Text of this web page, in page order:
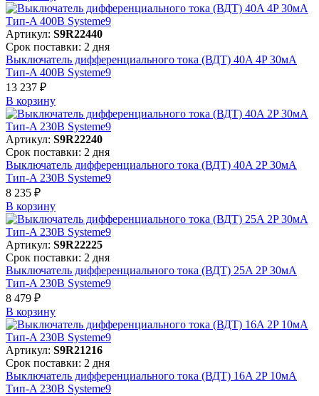
Артикул: S9R22440
Срок поставки: 2 дня
Выключатель дифференциального тока (ВДТ) 40A 4P 30мА
Тип-A 400В Systeme9
13 237 ₽
В корзинy
Артикул: S9R22240
Срок поставки: 2 дня
Выключатель дифференциального тока (ВДТ) 40A 2P 30мА
Тип-A 230В Systeme9
8 235 ₽
В корзинy
Артикул: S9R22225
Срок поставки: 2 дня
Выключатель дифференциального тока (ВДТ) 25A 2P 30мА
Тип-A 230В Systeme9
8 479 ₽
В корзинy
Артикул: S9R21216
Срок поставки: 2 дня
Выключатель дифференциального тока (ВДТ) 16A 2P 10мА
Тип-A 230В Systeme9